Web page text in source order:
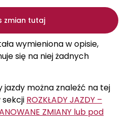
zmian tutaj
wymieniona w opisie,
się na niej żadnych
jazdy można znaleźć na tej
ROZKŁADY JAZDY –
ZMIANY lub pod